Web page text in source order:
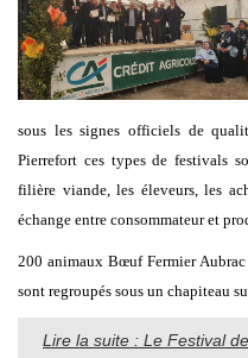
sous les signes officiels de
Pierrefort ces types de festivals
filière viande, les éleveurs, les
échange entre consommateur et
200 animaux Bœuf Fermier
sont regroupés sous un chapiteau
Lire la suite : Le Festival